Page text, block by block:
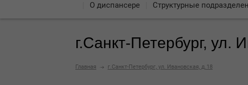
О диспансере Структурные
г.Санкт-Петербург, ул.
Главная г.Санкт-Петербург, ул. Ивановская, д.18